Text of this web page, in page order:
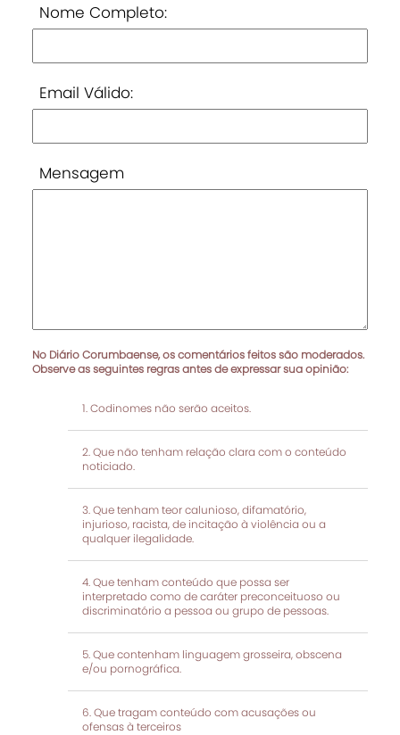
Nome Completo:
Email Válido:
Mensagem
No Diário Corumbaense, os comentários feitos são moderados.
Observe as seguintes regras antes de expressar sua opinião:
Codinomes não serão aceitos.
Que não tenham relação clara com o conteúdo
noticiado.
Que tenham teor calunioso, difamatório,
injurioso, racista, de incitação à violência ou a
qualquer ilegalidade.
Que tenham conteúdo que possa ser
interpretado como de caráter preconceituoso ou
discriminatório a pessoa ou grupo de pessoas.
Que contenham linguagem grosseira, obscena
e/ou pornográfica.
Que tragam conteúdo com acusações ou
ofensas à terceiros